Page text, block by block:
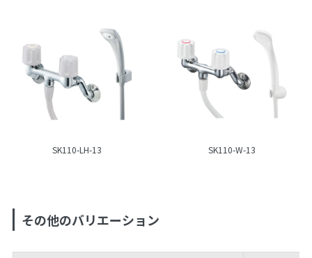
SK110-LH-13 SK110-W-13
その他のバリエーション